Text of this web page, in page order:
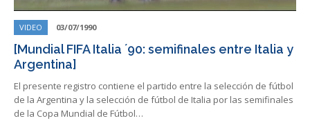
VIDEO 03/07/1990
[Mundial FIFA Italia ´90: semifinales entre Italia y
Argentina]
El presente registro contiene el partido entre la selección de fútbol
de la Argentina y la selección de fútbol de Italia por las semifinales
de la Copa Mundial de Fútbol…